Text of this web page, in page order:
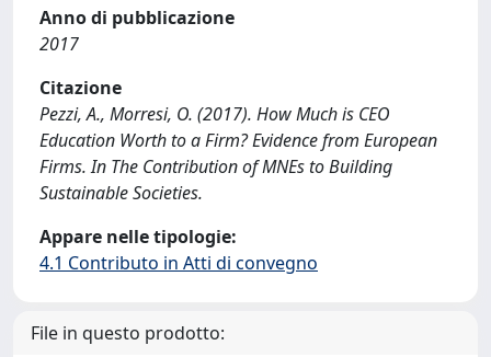
Anno di pubblicazione
2017
Citazione
Pezzi, A., Morresi, O. (2017). How Much is CEO
Education Worth to a Firm? Evidence from European
Firms. In The Contribution of MNEs to Building
Sustainable Societies.
Appare nelle tipologie:
4.1 Contributo in Atti di convegno
File in questo prodotto: